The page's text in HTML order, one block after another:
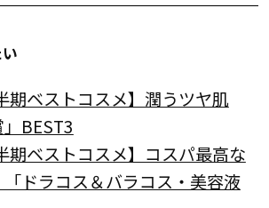
期ベストコスメ】潤うツヤ肌
BEST3
期ベストコスメ】コスパ最高な
ドラコス＆バラコス・美容液